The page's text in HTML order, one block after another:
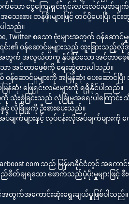
ာ ငွေကြေးရှင်းရှင်းလင်းလင်းမှတ်ချက်
ေးစား တန်ဖိုးများဖြင့် တင်ပို့ပေးပြီး
ါသည်။
Twitter စသော ဗုံးများအတွက် ဝန်ဆော
။ ၎င်း၏ ဝန်ဆောင်မှုများသည် ထူးခြား
အတွက် အလွယ်တကူ နှိပ်နိုင်သော အင်တာဖေ့စ်
ာ အင်တာဖေ့စ်ကို ရေးဆွဲထားပါသည်။
ဝန်ဆောင်မှုများကို အမြန်ဆုံး ပေးဆောင်ပြီ
း ဖြေရှင်းလမ်းများကို ရရှိနိုင်ပါသည်။
သုံးစွဲခြင်းသည် လုံခြုံမှုအရေးပါကြော
ခြုံမှုကို ဦးစားပေးသည်။
ျက်များနှင့် လုပ်ငန်းလိုအပ်ချက်များကို က
သည် မြန်မာနိုင်ငံတွင် အကောင်း
ချရသော ဖောက်သည်ပံ့ပိုးမှုများဖြင့် စီး
တွက်အကောင်းဆုံးရွေးချယ်မှုဖြစ်ပါသည်။